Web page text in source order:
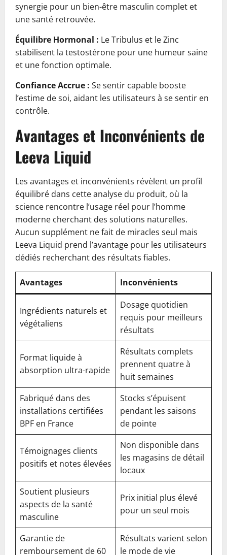
synergie pour un bien-être masculin complet et
une santé retrouvée.
Équilibre Hormonal : Le Tribulus et le Zinc
stabilisent la testostérone pour une humeur saine
et une fonction optimale.
Confiance Accrue : Se sentir capable booste
l’estime de soi, aidant les utilisateurs à se sentir en
contrôle.
Avantages et Inconvénients de
Leeva Liquid
Les avantages et inconvénients révèlent un profil
équilibré dans cette analyse du produit, où la
science rencontre l’usage réel pour l’homme
moderne cherchant des solutions naturelles.
Aucun supplément ne fait de miracles seul mais
Leeva Liquid prend l’avantage pour les utilisateurs
dédiés recherchant des résultats fiables.
Avantages Inconvénients
Ingrédients naturels et
végétaliens
Dosage quotidien
requis pour meilleurs
résultats
Format liquide à
absorption ultra-rapide
Résultats complets
prennent quatre à
huit semaines
Fabriqué dans des
installations certifiées
BPF en France
Stocks s’épuisent
pendant les saisons
de pointe
Témoignages clients
positifs et notes élevées
Non disponible dans
les magasins de détail
locaux
Soutient plusieurs
aspects de la santé
masculine
Prix initial plus élevé
pour un seul mois
Garantie de
remboursement de 60
Résultats varient selon
le mode de vie